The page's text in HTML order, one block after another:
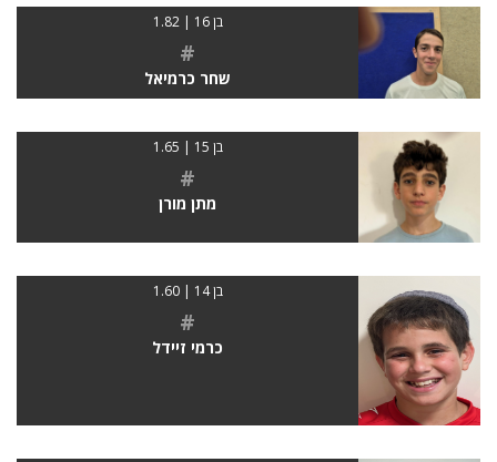
בן 16 | 1.82
#
שחר כרמיאל
בן 15 | 1.65
#
מתן מורן
בן 14 | 1.60
#
כרמי זיידל